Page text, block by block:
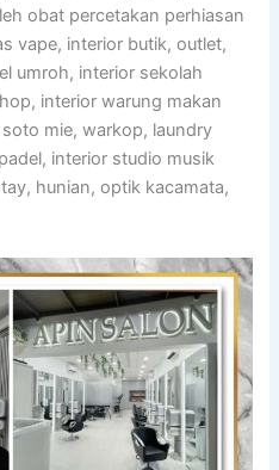
obat percetakan perhiasan
vape, interior butik, outlet,
umroh, interior sekolah
interior warung makan
mie, warkop, laundry
interior studio musik
hunian, optik kacamata,